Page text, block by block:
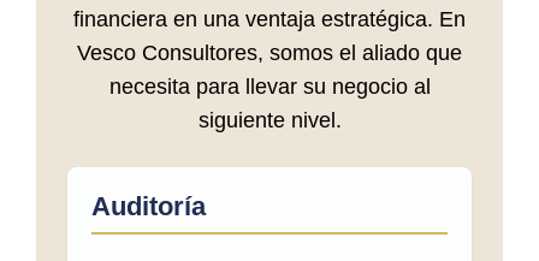
financiera en una ventaja estratégica. En
Vesco Consultores, somos el aliado que
necesita para llevar su negocio al
siguiente nivel.
Auditoría